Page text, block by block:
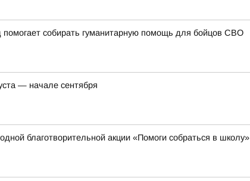
собирать гуманитарную помощь для бойцов СВО
— начале сентября
благотворительной акции «Помоги собраться в школу»